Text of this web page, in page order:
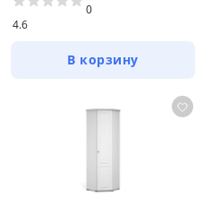
4.6
0
В корзину